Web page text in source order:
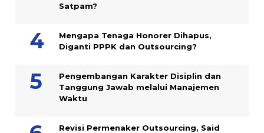
Satpam?
Mengapa Tenaga Honorer Dihapus,
Diganti PPPK dan Outsourcing?
Pengembangan Karakter Disiplin dan
Tanggung Jawab melalui Manajemen
Waktu
Revisi Permenaker Outsourcing, Said